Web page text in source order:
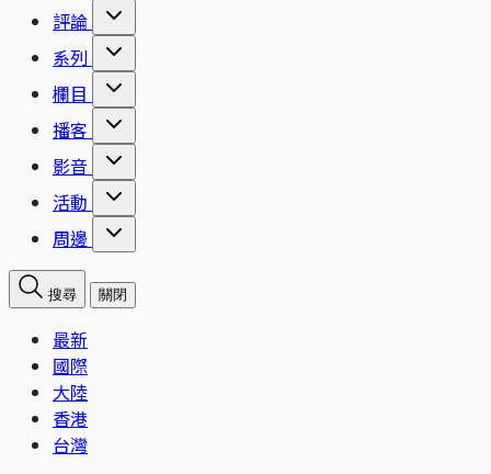
評論
系列
欄目
播客
影音
活動
周邊
搜尋 關閉
最新
國際
大陸
香港
台灣